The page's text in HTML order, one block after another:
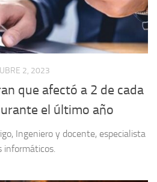
2, 2023
que afectó a 2 de cada
el último año
Ingeniero y docente, especialista
informáticos.